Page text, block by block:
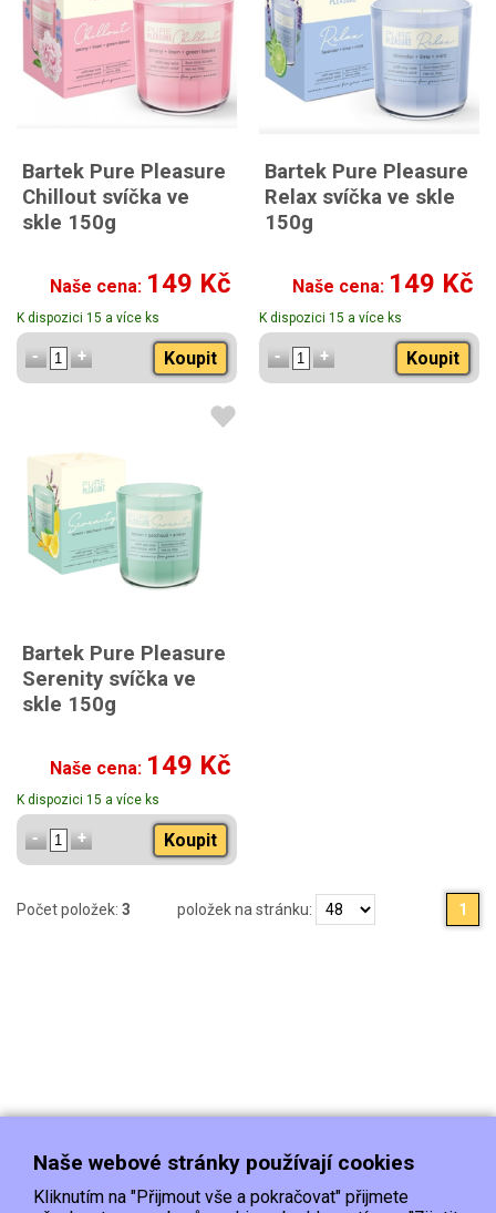
Bartek Pure Pleasure
Chillout svíčka ve
skle 150g
Naše cena: 149 Kč
K dispozici 15 a více ks
Koupit
Bartek Pure Pleasure
Relax svíčka ve skle
150g
Naše cena: 149 Kč
K dispozici 15 a více ks
Koupit
Bartek Pure Pleasure
Serenity svíčka ve
skle 150g
Naše cena: 149 Kč
K dispozici 15 a více ks
Koupit
Počet položek: 3 položek na stránku: 1
Naše webové stránky používají cookies
Kliknutím na "Přijmout vše a pokračovat" přijmete